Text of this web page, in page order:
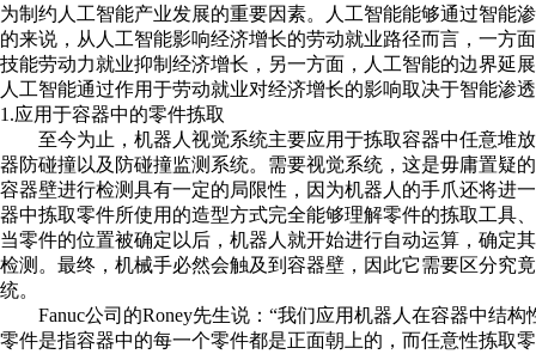
为制约人工智能产业发展的重要因素。人工智能能够通过智能
的来说，从人工智能影响经济增长的劳动就业路径而言，一方
技能劳动力就业抑制经济增长，另一方面，人工智能的边界延
人工智能通过作用于劳动就业对经济增长的影响取决于智能渗
1.应用于容器中的零件拣取
至今为止，机器人视觉系统主要应用于拣取容器中任意堆
器防碰撞以及防碰撞监测系统。需要视觉系统，这是毋庸置疑
容器壁进行检测具有一定的局限性，因为机器人的手爪还将进
器中拣取零件所使用的造型方式完全能够理解零件的拣取工具
当零件的位置被确定以后，机器人就开始进行自动运算，确定
检测。最终，机械手必然会触及到容器壁，因此它需要区分究
统。
Fanuc公司的Roney先生说：“我们应用机器人在容器中结构
零件是指容器中的每一个零件都是正面朝上的，而任意性拣取